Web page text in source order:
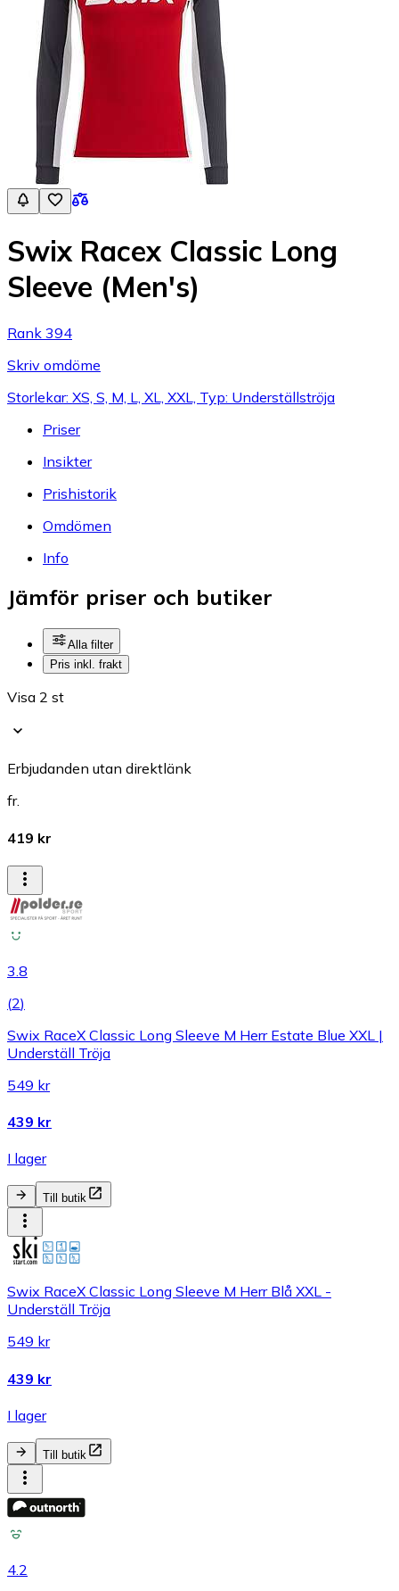
Swix Racex Classic Long
Sleeve (Men's)
Rank 394
Skriv omdöme
Storlekar: XS, S, M, L, XL, XXL, Typ: Underställströja
Priser
Insikter
Prishistorik
Omdömen
Info
Jämför priser och butiker
Alla filter
Pris inkl. frakt
Visa 2 st
Erbjudanden utan direktlänk
fr.
419 kr
3.8
(2)
Swix RaceX Classic Long Sleeve M Herr Estate Blue XXL |
Underställ Tröja
549 kr
439 kr
I lager
Till butik
Swix RaceX Classic Long Sleeve M Herr Blå XXL -
Underställ Tröja
549 kr
439 kr
I lager
Till butik
4.2